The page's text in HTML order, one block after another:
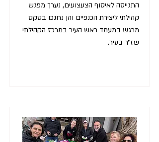
התגייסה לאיסוף הצעצועים, נערך מפגש
קהילתי ליצירת הכנפיים והן נחנכו בטקס
מרגש במעמד ראש העיר במרכז הקהילתי
שז״ר בעיר.